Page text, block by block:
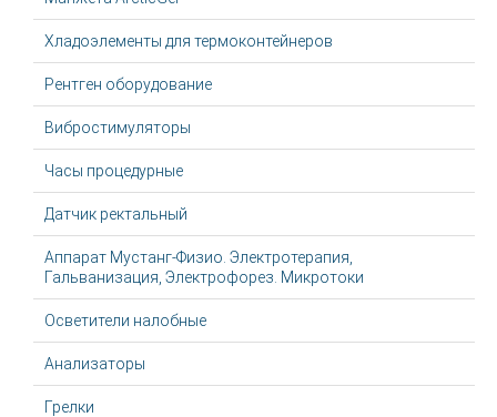
Хладоэлементы для термоконтейнеров
Рентген оборудование
Вибростимуляторы
Часы процедурные
Датчик ректальный
Аппарат Мустанг-Физио. Электротерапия,
Гальванизация, Электрофорез. Микротоки
Осветители налобные
Анализаторы
Грелки